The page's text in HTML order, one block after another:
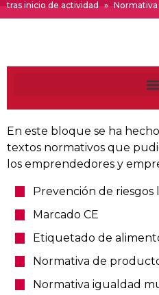
tras inicio de actividad
»
En este bloque se ha
textos normativos que
los emprendedores y
Prevención de riesgos
Marcado CE
Etiquetado de
Normativa de
Normativa igualdad